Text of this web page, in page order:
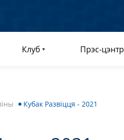
Клуб Прэс-цэнтр
Кубак Развіцця - 2021